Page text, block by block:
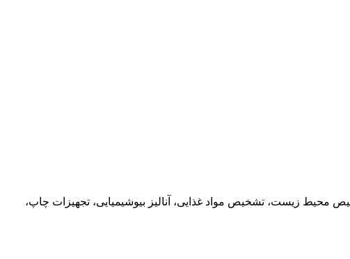
محیط زیست، تشخیص مواد غذایی، آنالیز بیوشیمیایی، تجهیزات چاپ،